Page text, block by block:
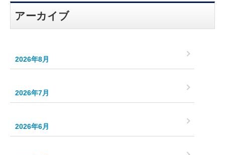
アーカイブ
2026年8月
2026年7月
2026年6月